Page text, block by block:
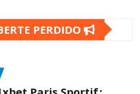
PERDIDO